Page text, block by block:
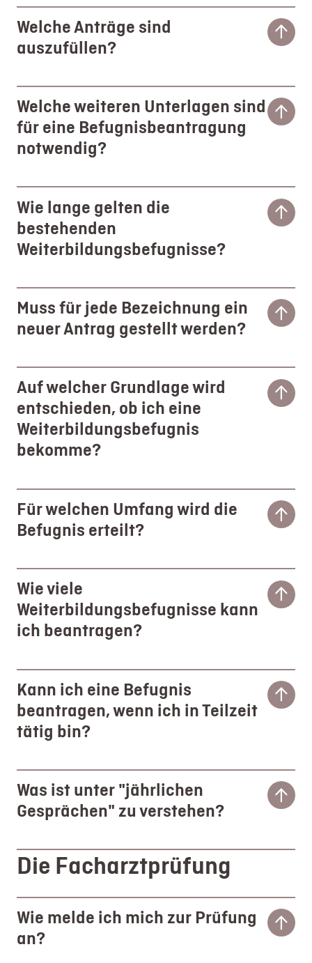
Welche Anträge sind
auszufüllen?
Welche weiteren Unterlagen sind
für eine Befugnisbeantragung
notwendig?
Wie lange gelten die
bestehenden
Weiterbildungsbefugnisse?
Muss für jede Bezeichnung ein
neuer Antrag gestellt werden?
Auf welcher Grundlage wird
entschieden, ob ich eine
Weiterbildungsbefugnis
bekomme?
Für welchen Umfang wird die
Befugnis erteilt?
Wie viele
Weiterbildungsbefugnisse kann
ich beantragen?
Kann ich eine Befugnis
beantragen, wenn ich in Teilzeit
tätig bin?
Was ist unter "jährlichen
Gesprächen" zu verstehen?
Die Facharztprüfung
Wie melde ich mich zur Prüfung
an?